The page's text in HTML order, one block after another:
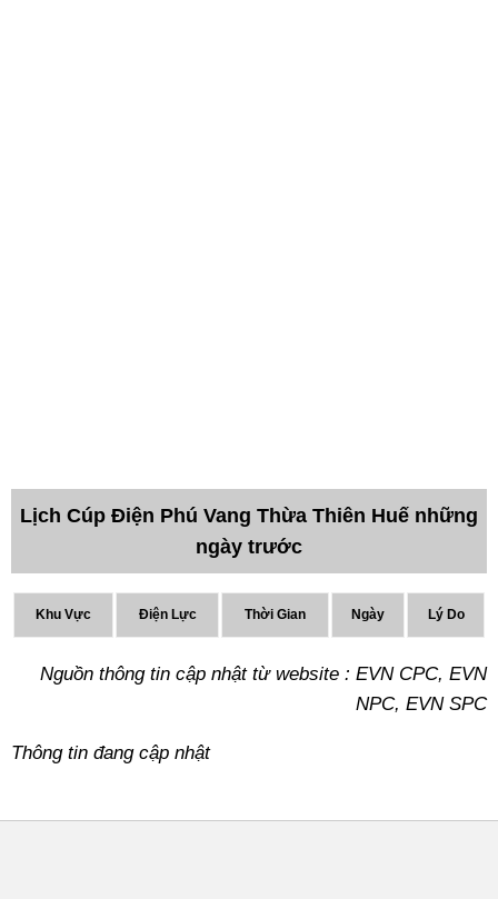
Lịch Cúp Điện Phú Vang Thừa Thiên Huế những
ngày trước
Khu Vực Điện Lực Thời Gian Ngày Lý Do
Nguồn thông tin cập nhật từ website : EVN CPC, EVN
NPC, EVN SPC
Thông tin đang cập nhật